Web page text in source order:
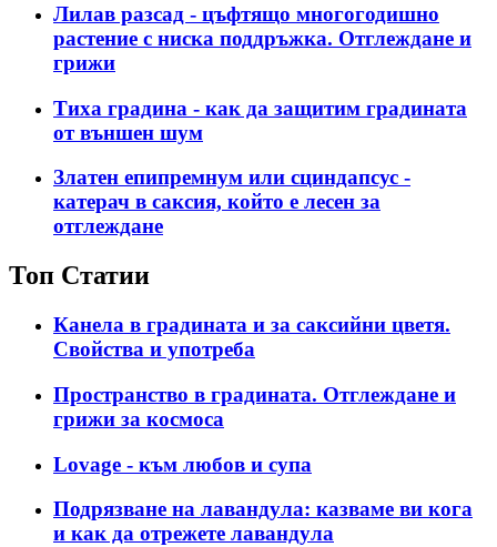
Лилав разсад - цъфтящо многогодишно
растение с ниска поддръжка. Отглеждане и
грижи
Тиха градина - как да защитим градината
от външен шум
Златен епипремнум или сциндапсус -
катерач в саксия, който е лесен за
отглеждане
Топ Статии
Канела в градината и за саксийни цветя.
Свойства и употреба
Пространство в градината. Отглеждане и
грижи за космоса
Lovage - към любов и супа
Подрязване на лавандула: казваме ви кога
и как да отрежете лавандула